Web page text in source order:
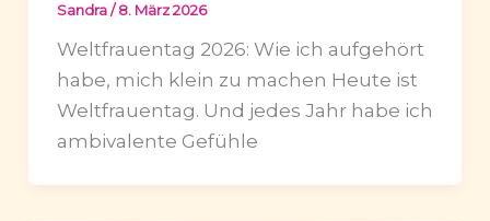
Sandra/8. März 2026
Weltfrauentag 2026: Wie ich aufgehört
habe, mich klein zu machen Heute ist
Weltfrauentag. Und jedes Jahr habe ich
ambivalente Gefühle